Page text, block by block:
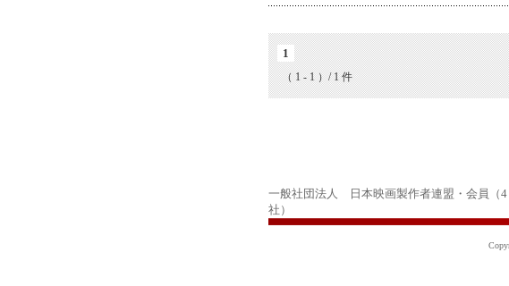
1
（ 1 - 1 ）/ 1 件
一般社団法人 日本映画製作者連盟・会員（4
社）